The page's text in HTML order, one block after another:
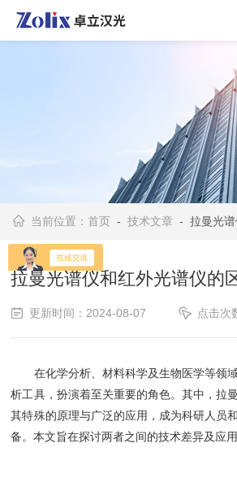
当前位置：首页 -技术文章 - 拉曼光谱
拉曼光谱仪和红外光谱仪的
更新时间：2024-08-07 点击次
在化学分析、材料科学及生物医学等领
析工具，扮演着至关重要的角色。其中，拉
其特殊的原理与广泛的应用，成为科研人员
备。本文旨在探讨两者之间的技术差异及应用